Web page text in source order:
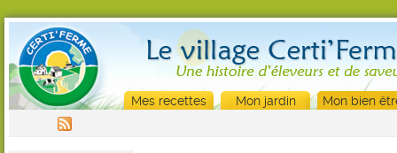
Mes recettes Mon jardin Mon bien